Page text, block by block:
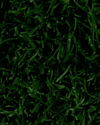
官方消息，日本中场川村
新援！补强中场，
续运作，东京绿茵签下